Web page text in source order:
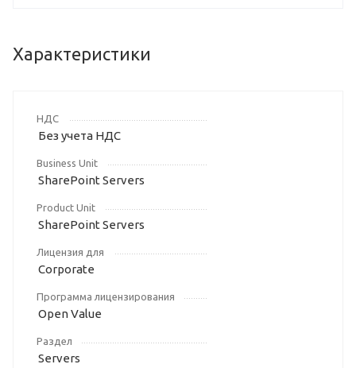
Характеристики
НДС
Без учета НДС
Business Unit
SharePoint Servers
Product Unit
SharePoint Servers
Лицензия для
Corporate
Программа лицензирования
Open Value
Раздел
Servers